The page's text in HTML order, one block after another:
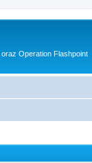
Operation Flashpoint